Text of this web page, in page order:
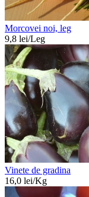
Morcovei noi, leg
9,8 lei/Leg
Vinete de gradina
16,0 lei/Kg